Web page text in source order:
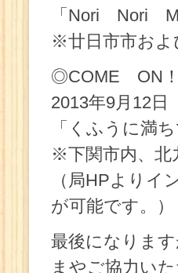
「Nori Nori
※廿日市市およ
◎COME ON！
2013年9月12日
「くふうに満
※下関市内、北
（局HPよりイ
が可能です。）
最後になりま
まやご協力い